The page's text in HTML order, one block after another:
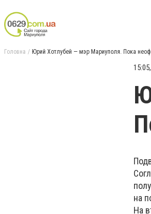
Головна Юрий Хотлубей — мэр Мариуполя. Пока
на
На